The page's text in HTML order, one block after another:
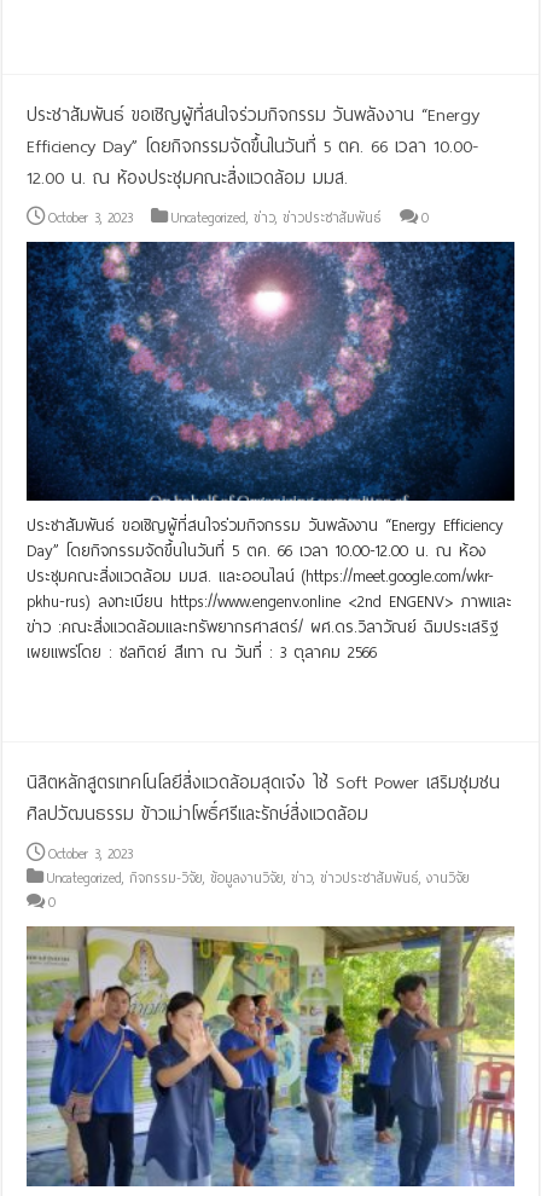
ประชาสัมพันธ์ ขอเชิญผู้ที่สนใจร่วมกิจกรรม วันพลังงาน “Energy
Efficiency Day” โดยกิจกรรมจัดขึ้นในวันที่ 5 ตค. 66 เวลา 10.00-
12.00 น. ณ ห้องประชุมคณะสิ่งแวดล้อม มมส.
October 3, 2023 Uncategorized,ข่าว,ข่าวประชาสัมพันธ์ 0
ประชาสัมพันธ์ ขอเชิญผู้ที่สนใจร่วมกิจกรรม วันพลังงาน “Energy Efficiency
Day” โดยกิจกรรมจัดขึ้นในวันที่ 5 ตค. 66 เวลา 10.00-12.00 น. ณ ห้อง
ประชุมคณะสิ่งแวดล้อม มมส. และออนไลน์ (https://meet.google.com/wkr-
pkhu-rus) ลงทะเบียน https://www.engenv.online <2nd ENGENV> ภาพและ
ข่าว :คณะสิ่งแวดล้อมและทรัพยากรศาสตร์/ ผศ.ดร.วิลาวัณย์ ฉิมประเสริฐ
เผยแพร่โดย : ชลทิตย์ สีเทา ณ วันที่ : 3 ตุลาคม 2566
นิสิตหลักสูตรเทคโนโลยีสิ่งแวดล้อมสุดเจ๋ง ใช้ Soft Power เสริมชุมชน
ศิลปวัฒนธรรม ข้าวเม่าโพธิ์ศรีและรักษ์สิ่งแวดล้อม
October 3, 2023
Uncategorized,กิจกรรม-วิจัย,ข้อมูลงานวิจัย,ข่าว,ข่าวประชาสัมพันธ์,งานวิจัย
0